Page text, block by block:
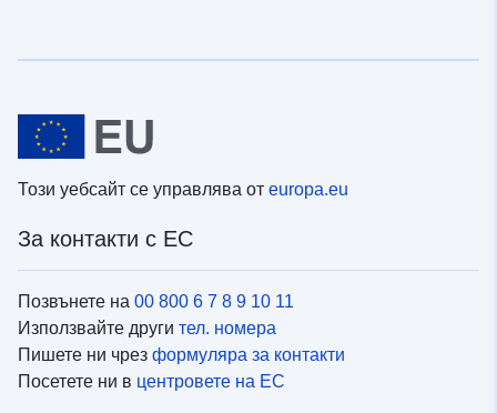
Този уебсайт се управлява от europa.eu
За контакти с ЕС
Позвънете на 00 800 6 7 8 9 10 11
Използвайте други тел. номера
Пишете ни чрез формуляра за контакти
Посетете ни в центровете на ЕС